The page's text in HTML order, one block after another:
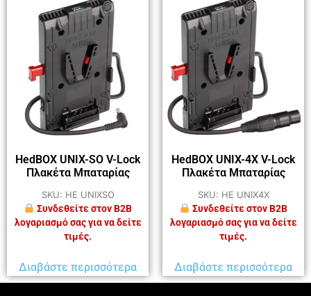
HedBOX UNIX-SO V-Lock
Πλακέτα Μπαταρίας
SKU: HE UNIXSO
Συνδεθείτε στον B2B
λογαριασμό σας για να δείτε
τιμές.
Διαβάστε περισσότερα
HedBOX UNIX-4X V-Lock
Πλακέτα Μπαταρίας
SKU: HE UNIX4X
Συνδεθείτε στον B2B
λογαριασμό σας για να δείτε
τιμές.
Διαβάστε περισσότερα